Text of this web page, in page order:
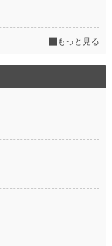
もっと見る